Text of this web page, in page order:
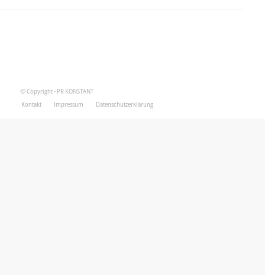
© Copyright - PR KONSTANT
Kontakt
Impressum Datenschutzerklärung